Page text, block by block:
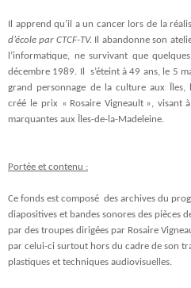
Il apprend qu’il a un cancer lors de la
d’école par CTCF-TV. Il abandonne son
l’informatique, ne survivant que
décembre 1989. Il s’éteint à 49 ans, le 5
grand personnage de la culture aux
créé le prix « Rosaire Vigneault », visant
marquantes aux Îles-de-la-Madeleine.
Portée et contenu :
Ce fonds est composé des archives du
diapositives et bandes sonores des pièces
par des troupes dirigées par Rosaire
par celui-ci surtout hors du cadre de son
plastiques et techniques audiovisuelles.